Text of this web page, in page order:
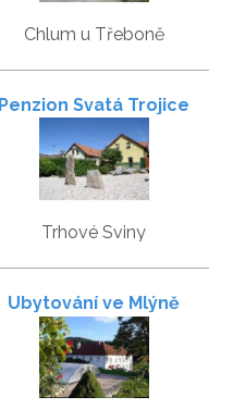
Chlum u Třeboně
Penzion Svatá Trojice
Trhové Sviny
Ubytování ve Mlýně